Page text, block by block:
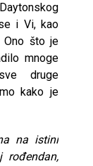
i Vi, kao
Ono što je
mnoge
druge
kako je
na istini
rođendan,